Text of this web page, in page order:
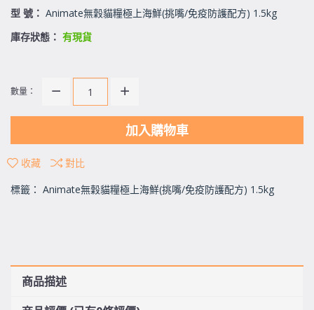
型 號： Animate無穀貓糧極上海鮮(挑嘴/免疫防護配方) 1.5kg
庫存狀態： 有現貨
數量：
加入購物車
收藏
對比
標籤： Animate無穀貓糧極上海鮮(挑嘴/免疫防護配方) 1.5kg
商品描述